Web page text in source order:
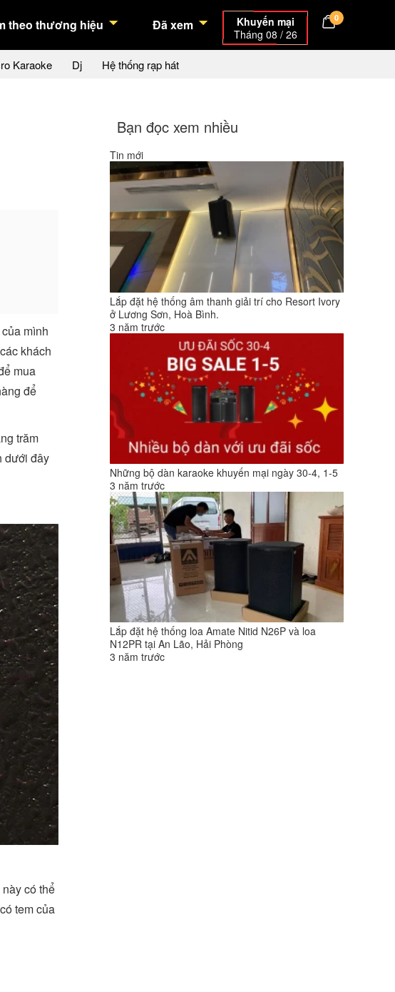
theo thương hiệu Đã xem
Khuyến mại
Tháng 08 / 26
0
Karaoke Dj Hệ thống rạp hát
mình
khách
mua
để
trăm
dưới đây
có thể
tem của
Bạn đọc xem nhiều
Tin mới
Lắp đặt hệ thống âm thanh giải trí cho Resort Ivory
ở Lương Sơn, Hoà Bình.
3 năm trước
Những bộ dàn karaoke khuyến mại ngày 30-4, 1-5
3 năm trước
Lắp đặt hệ thống loa Amate Nitid N26P và loa
N12PR tại An Lão, Hải Phòng
3 năm trước